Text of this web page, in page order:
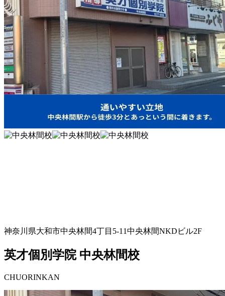
神奈川県大和市中央林間4丁目5-11中央林間NKDビル2F
英才個別学院 中央林間校
CHUORINKAN